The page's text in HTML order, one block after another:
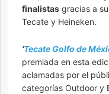
finalistas gracias a
Tecate y Heineken.
‘Tecate Golfo de
premiada en esta
aclamadas por el
categorías Outdoor y